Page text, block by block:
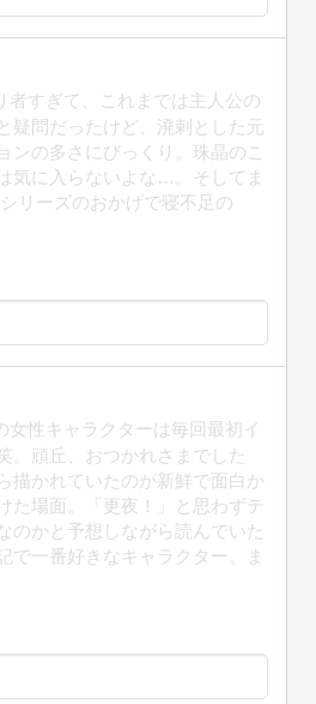
者すぎて、これまでは主人公の
疑問だったけど、溌剌とした元
ンの多さにびっくり。珠晶のこ
気に入らないよな…。そしてま
リーズのおかげで寝不足の
性キャラクターは毎回最初イ
。頑丘、おつかれさまでした
描かれていたのが新鮮で面白か
た場面。「更夜！」と思わずテ
のかと予想しながら読んでいた
で一番好きなキャラクター。ま